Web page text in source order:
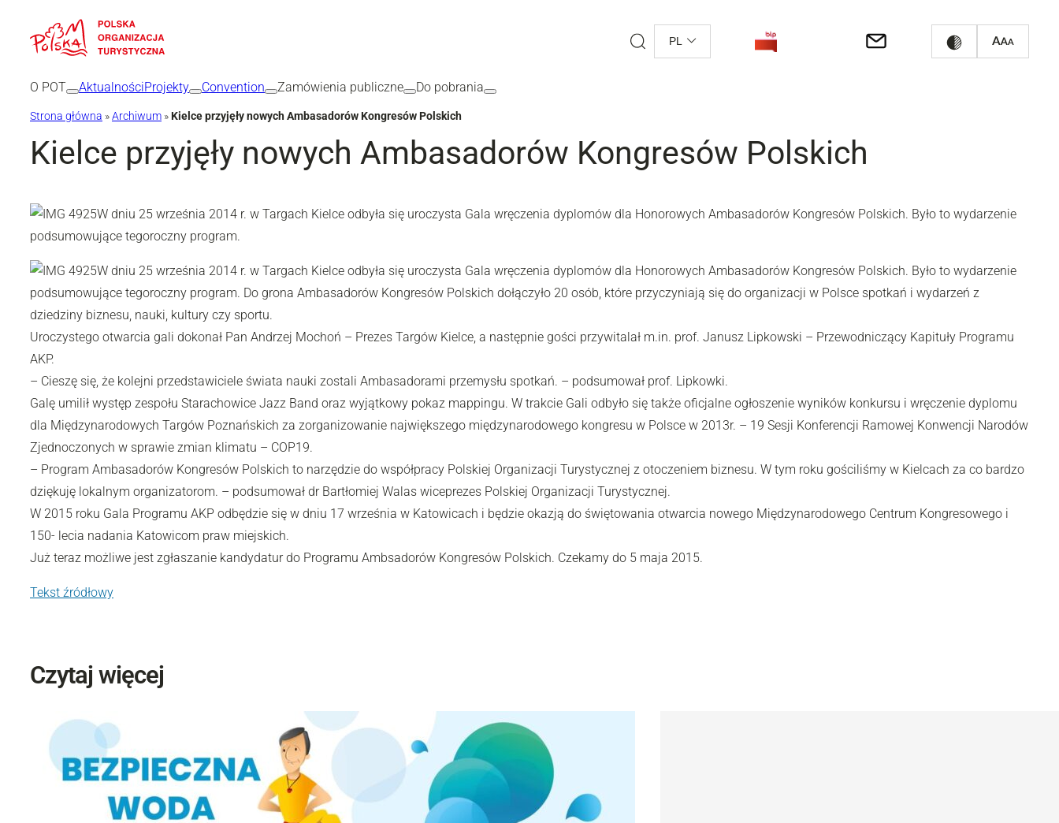
PL
O POT AktualnościProjekty Convention Zamówienia publiczne Do pobrania
Strona główna »Archiwum »Kielce przyjęły nowych Ambasadorów Kongresów Polskich
Kielce przyjęły nowych Ambasadorów Kongresów Polskich
W dniu 25 września 2014 r. w Targach Kielce odbyła się uroczysta Gala wręczenia dyplomów dla Honorowych Ambasadorów Kongresów Polskich. Było to wydarzenie
podsumowujące tegoroczny program.
W dniu 25 września 2014 r. w Targach Kielce odbyła się uroczysta Gala wręczenia dyplomów dla Honorowych Ambasadorów Kongresów Polskich. Było to wydarzenie
podsumowujące tegoroczny program. Do grona Ambasadorów Kongresów Polskich dołączyło 20 osób, które przyczyniają się do organizacji w Polsce spotkań i wydarzeń z
dziedziny biznesu, nauki, kultury czy sportu.
Uroczystego otwarcia gali dokonał Pan Andrzej Mochoń – Prezes Targów Kielce, a następnie gości przywitalał m.in. prof. Janusz Lipkowski – Przewodniczący Kapituły Programu
AKP.
– Cieszę się, że kolejni przedstawiciele świata nauki zostali Ambasadorami przemysłu spotkań. – podsumował prof. Lipkowki.
Galę umilił występ zespołu Starachowice Jazz Band oraz wyjątkowy pokaz mappingu. W trakcie Gali odbyło się także oficjalne ogłoszenie wyników konkursu i wręczenie dyplomu
dla Międzynarodowych Targów Poznańskich za zorganizowanie największego międzynarodowego kongresu w Polsce w 2013r. – 19 Sesji Konferencji Ramowej Konwencji Narodów
Zjednoczonych w sprawie zmian klimatu – COP19.
– Program Ambasadorów Kongresów Polskich to narzędzie do współpracy Polskiej Organizacji Turystycznej z otoczeniem biznesu. W tym roku gościliśmy w Kielcach za co bardzo
dziękuję lokalnym organizatorom. – podsumował dr Bartłomiej Walas wiceprezes Polskiej Organizacji Turystycznej.
W 2015 roku Gala Programu AKP odbędzie się w dniu 17 września w Katowicach i będzie okazją do świętowania otwarcia nowego Międzynarodowego Centrum Kongresowego i
150- lecia nadania Katowicom praw miejskich.
Już teraz możliwe jest zgłaszanie kandydatur do Programu Ambsadorów Kongresów Polskich. Czekamy do 5 maja 2015.
Tekst źródłowy
Czytaj więcej